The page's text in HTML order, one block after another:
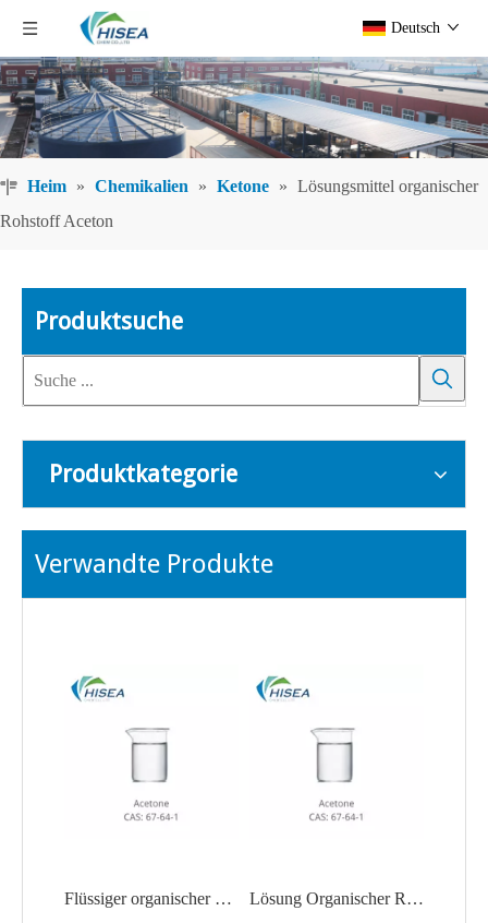
Deutsch
Heim » Chemikalien » Ketone » Lösungsmittel organischer
Rohstoff Aceton
Produktsuche
Produktkategorie
Verwandte Produkte
Flüssiger organischer Rohstoff Aceton Lösung Organischer Rohstoff Aceton